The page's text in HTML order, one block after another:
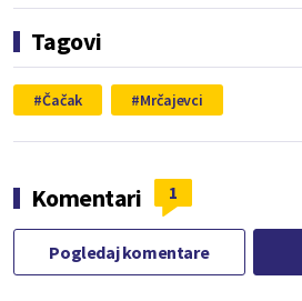
Tagovi
Čačak Mrčajevci
Komentari 1
Pogledaj komentare